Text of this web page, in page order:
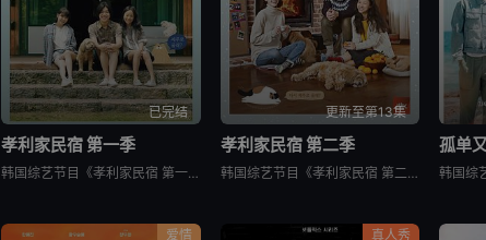
已完结
孝利家民宿 第一季
韩国综艺节目《孝利家民宿 第一季》又名：孝利家的民宿,Hyori&#39;s Homestay,효리네민박，讲述了：《孝利家民宿》为韩国JTBC的综艺节目，由李孝利主持，节目背景为李孝利与丈夫李尚顺音
更新至第13集
孝利家民宿 第二季
韩国综艺节目《孝利家民宿 第二季》又名：효리네 민박2，讲述了：《孝利家民宿 第二季》继续讲述李尚顺、李孝利夫妇在自家民宿接待客人的故事，本季将展现冬季济州岛的美景，而民宿新职员林允儿和短期兼职生朴宝
爱情 真人秀